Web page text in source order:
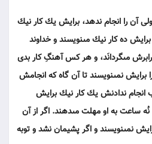
آن را انجام ندهد، برايش يك كار نيك
ده كار نيك مى‏نويسند و خداوند
مى‏گردانَد، و هر كس آهنگِ كار بدى
برايش نمى‏نويسند تا آن گاه كه انجامش
انجام ندادنش يك كار نيك برايش
نُه ساعت به او مهلت مى‏دهند. اگر از آن
نمى‏نويسند و اگر پشيمان نشد و توبه